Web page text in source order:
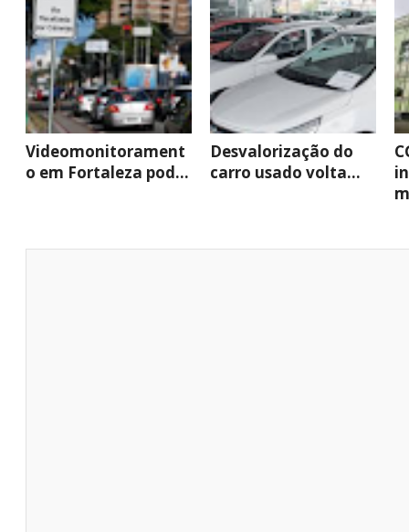
Videomonitorament
o em Fortaleza pod...
Desvalorização do
carro usado volta...